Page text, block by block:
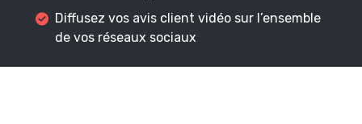
Diffusez vos avis client vidéo sur l’ensemble
de vos réseaux sociaux